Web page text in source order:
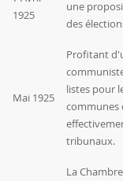
1925
une
des
Mai 1925
Profitant
listes pour
communes
tribunaux.
La